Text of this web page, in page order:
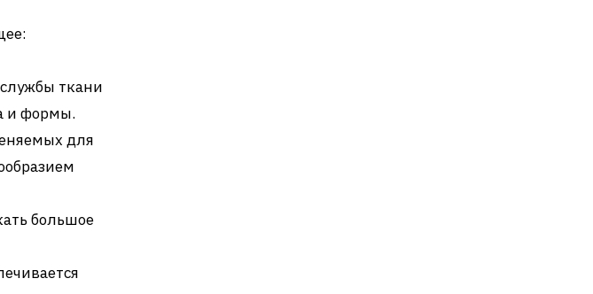
ткани
и формы.
для
большое